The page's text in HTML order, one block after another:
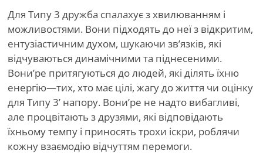
Для Типу 3 дружба спалахує з хвилюванням і
можливостями. Вони підходять до неї з відкритим,
ентузіастичним духом, шукаючи зв’язків, які
відчуваються динамічними та піднесеними.
Вони’ре притягуються до людей, які ділять їхню
енергію—тих, хто має цілі, жагу до життя чи оцінку
для Типу 3’ напору. Вони’ре не надто вибагливі,
але процвітають з друзями, які відповідають
їхньому темпу і приносять трохи іскри, роблячи
кожну взаємодію відчуттям перемоги.